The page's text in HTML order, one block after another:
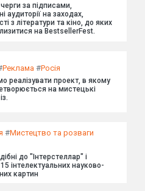
за підписами,
аудиторії на заходах,
з літератури та кіно, до яких
на BestsellerFest.
Реклама #Росія
реалізувати проект, в якому
на мистецькі
#Мистецтво та розваги
до "Інтерстеллар" і
інтелектуальних науково-
картин